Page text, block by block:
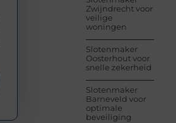
Zwijndrecht voor
veilige
woningen
Slotenmaker
Oosterhout voor
snelle zekerheid
Slotenmaker
Barneveld voor
optimale
beveiliging